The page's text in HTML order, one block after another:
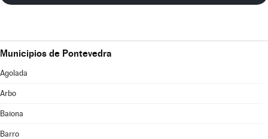
Municipios de Pontevedra
Agolada
Arbo
Baiona
Barro